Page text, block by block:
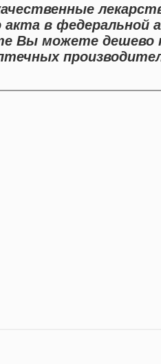
акта в федеральной
Вы можете